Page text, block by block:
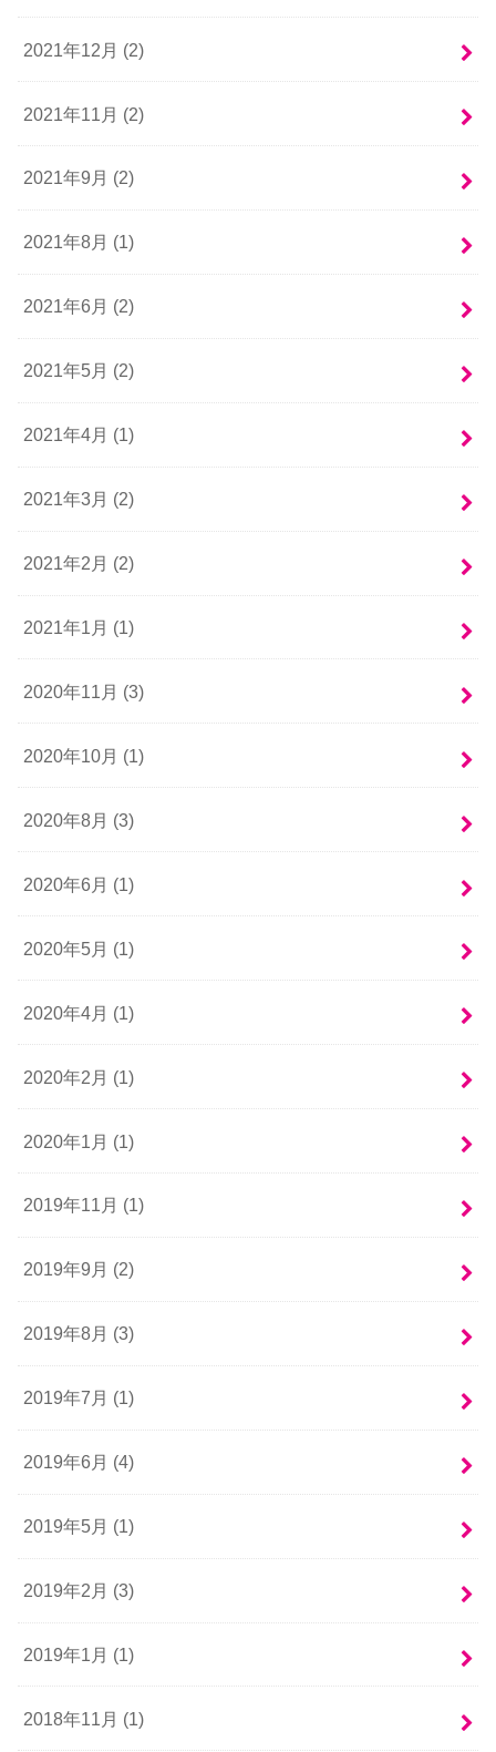
2021年12月 (2)
2021年11月 (2)
2021年9月 (2)
2021年8月 (1)
2021年6月 (2)
2021年5月 (2)
2021年4月 (1)
2021年3月 (2)
2021年2月 (2)
2021年1月 (1)
2020年11月 (3)
2020年10月 (1)
2020年8月 (3)
2020年6月 (1)
2020年5月 (1)
2020年4月 (1)
2020年2月 (1)
2020年1月 (1)
2019年11月 (1)
2019年9月 (2)
2019年8月 (3)
2019年7月 (1)
2019年6月 (4)
2019年5月 (1)
2019年2月 (3)
2019年1月 (1)
2018年11月 (1)